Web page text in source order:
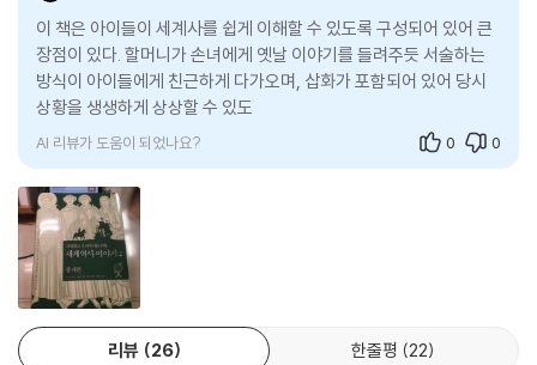
제37장 새로운 우주
코페르니쿠스 혁명 / 갈릴레이의 별난 생각
제38장 영국의 가장 위대한 여왕
메리와 엘리자베스 / 훌륭한 여왕 엘리자베스
윌리엄 셰익스피어 / 맥베스의 결심
제40장 아메리카로의 새로운 모험
월터 롤리와 신대륙 / 사라진 마을
제41장 북아메리카 탐험
이 책은 아이들이 세계사를 쉽게 이해할 수 있도록 구성되어 있어 큰
장점이 있다. 할머니가 손녀에게 옛날 이야기를 들려주듯 서술하는
방식이 아이들에게 친근하게 다가오며, 삽화가 포함되어 있어 당시
상황을 생생하게 상상할 수 있도록 돕는다. 켈트 족, 영웅 베어울프,
AI 리뷰가 도움이 되었나요? 0 0
리뷰 26 한줄평 22